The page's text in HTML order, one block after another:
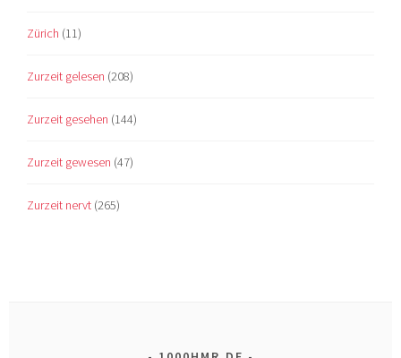
Zürich (11)
Zurzeit gelesen (208)
Zurzeit gesehen (144)
Zurzeit gewesen (47)
Zurzeit nervt (265)